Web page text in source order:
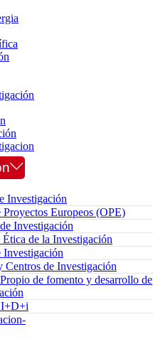
Investigación
Europeos (OPE)
Investigación
de la Investigación
Investigación
Centros de Investigación
de fomento y desarrollo de
I+D+i